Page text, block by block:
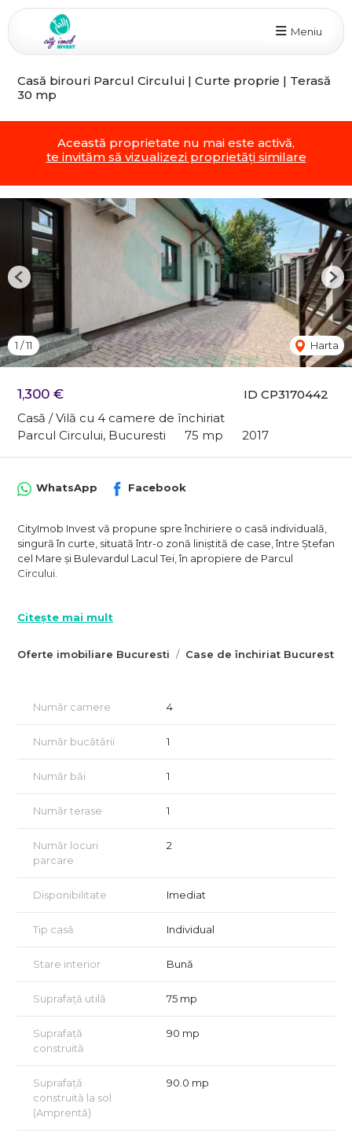
Meniu
Casă birouri Parcul Circului | Curte proprie | Terasă
30 mp
Această proprietate nu mai este activă,
te invităm să vizualizezi proprietăți similare
ID CP3170442
1,300 €
Casă / Vilă cu 4 camere de închiriat
Parcul Circului, Bucuresti
75 mp 2017
1 /11 Harta
Previous
Oferte imobiliare Bucuresti Case de închiriat Bucuresti
WhatsApp Facebook
CityImob Invest vă propune spre închiriere o casă individuală,
singură în curte, situată într-o zonă liniștită de case, între Ștefan
cel Mare și Bulevardul Lacul Tei, în apropiere de Parcul
Circului.
activități profesionale, beneficiind de intimitate, acces facil și o
flexibilitate în amenajarea spațiului de lucru. Bucătăria este
Unul dintre punctele forte ale proprietății este terasa
exterioară amenajată pe casă, cu o suprafață de aproximativ
Curtea liberă permite parcarea a două mașini, un avantaj
important pentru activități de birou în zona centrală.
Poziționarea oferă acces rapid către principalele artere ale
orașului, mijloace de transport și zona de business, păstrând în
același timp liniștea specifică unei zone rezidențiale.
Vizionarea se face doar în baza semnării unui acord de
vizionare conform art. 2.096–2.102 din Codul Civil.
Citește mai mult
Număr camere 4
Număr bucătării 1
Număr băi 1
Număr terase 1
Număr locuri
parcare
2
Disponibilitate Imediat
Tip casă Individual
Stare interior Bună
Suprafață utilă 75 mp
Suprafață
construită
90 mp
Suprafață
construită la sol
(Amprentă)
90.0 mp